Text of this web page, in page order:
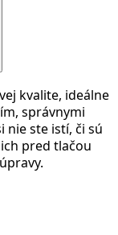
kvalite, ideálne
správnymi
nie ste istí, či sú
pred tlačou